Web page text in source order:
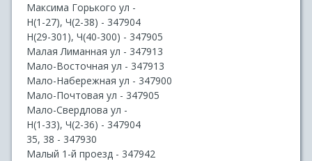
Максима Горького ул -
Н(1-27), Ч(2-38) - 347904
Н(29-301), Ч(40-300) - 347905
Малая Лиманная ул - 347913
Мало-Восточная ул - 347913
Мало-Набережная ул - 347900
Мало-Почтовая ул - 347905
Мало-Свердлова ул -
Н(1-33), Ч(2-36) - 347904
35, 38 - 347930
Малый 1-й проезд - 347942